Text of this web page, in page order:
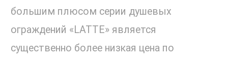
большим плюсом серии душевых
ограждений «LATTE» является
существенно более низкая цена по